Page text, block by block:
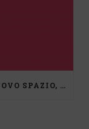
RECARSI DENTRO PER TROVARE NUOVO SPAZIO, UN PERCORSO DI MEDIAZIONE